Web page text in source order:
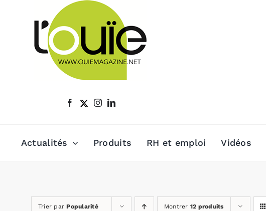
Actualités Produits RH et emploi Vidéos
Trier parPopularité Montrer 12 produits